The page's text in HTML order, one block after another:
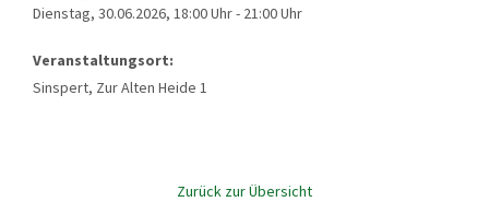
Dienstag, 30.06.2026, 18:00 Uhr - 21:00 Uhr
Veranstaltungsort:
Sinspert, Zur Alten Heide 1
Zurück zur Übersicht